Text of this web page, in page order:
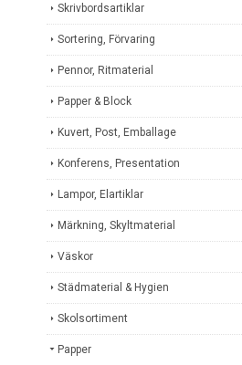
Skrivbordsartiklar
Sortering, Förvaring
Pennor, Ritmaterial
Papper & Block
Kuvert, Post, Emballage
Konferens, Presentation
Lampor, Elartiklar
Märkning, Skyltmaterial
Väskor
Städmaterial & Hygien
Skolsortiment
Papper